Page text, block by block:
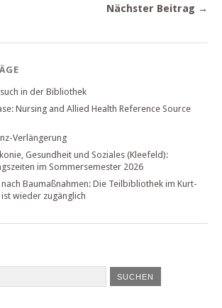
Nächster Beitrag →
in der Bibliothek
Nursing and Allied Health Reference Source
Verlängerung
Gesundheit und Soziales (Kleefeld):
im Sommersemester 2026
Baumaßnahmen: Die Teilbibliothek im Kurt-
wieder zugänglich